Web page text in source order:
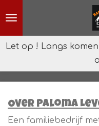
Let op ! Langs
Over Paloma
Een familiebedrijf